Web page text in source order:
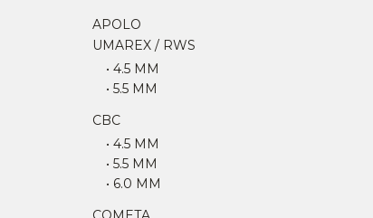
APOLO
UMAREX / RWS
• 4.5 MM
• 5.5 MM
CBC
• 4.5 MM
• 5.5 MM
• 6.0 MM